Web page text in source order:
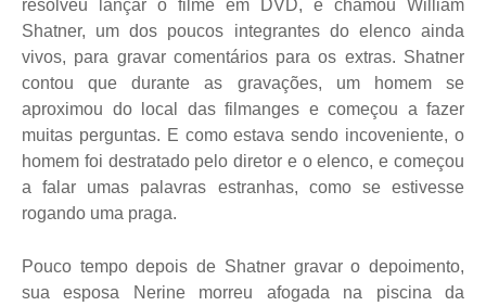
resolveu lançar o filme em DVD, e chamou William
Shatner, um dos poucos integrantes do elenco ainda
vivos, para gravar comentários para os extras. Shatner
contou que durante as gravações, um homem se
aproximou do local das filmanges e começou a fazer
muitas perguntas. E como estava sendo incoveniente, o
homem foi destratado pelo diretor e o elenco, e começou
a falar umas palavras estranhas, como se estivesse
rogando uma praga.
Pouco tempo depois de Shatner gravar o depoimento,
sua esposa Nerine morreu afogada na piscina da